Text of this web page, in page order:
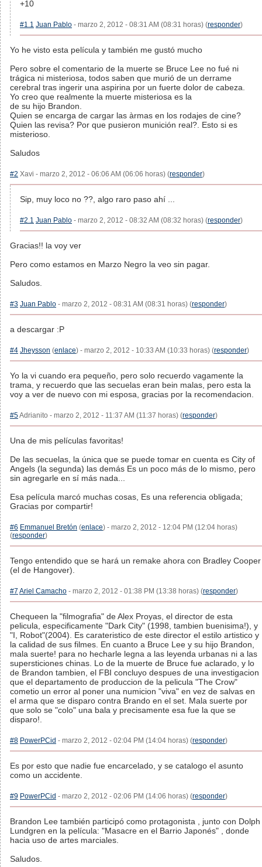
+10
#1.1 Juan Pablo - marzo 2, 2012 - 08:31 AM (08:31 horas) (responder)
Yo he visto esta película y también me gustó mucho
Pero sobre el comentario de la muerte se Bruce Lee no fué ni
trágica ni misteriosa, todos saben que murió de un derrame
cerebral tras ingerir una aspirina por un fuerte dolor de cabeza.
Yo creo que realmente la muerte misteriosa es la
de su hijo Brandon.
Quien se encarga de cargar las àrmas en los rodajes de cine?
Quien las revisa? Por que pusieron munición real?. Esto si es
misterioso.
Saludos
#2 Xavi - marzo 2, 2012 - 06:06 AM (06:06 horas) (responder)
Sip, muy loco no ??, algo raro paso ahí ...
#2.1 Juan Pablo - marzo 2, 2012 - 08:32 AM (08:32 horas) (responder)
Gracias!! la voy ver
Pero como estamos en Marzo Negro la veo sin pagar.
Saludos.
#3 Juan Pablo - marzo 2, 2012 - 08:31 AM (08:31 horas) (responder)
a descargar :P
#4 Jheysson (enlace) - marzo 2, 2012 - 10:33 AM (10:33 horas) (responder)
Yo la vi cuando era pequeño, pero solo recuerdo vagamente la
trama, y recuerdo que las secuelas eran bein malas, pero esta la
voy a ver de nuevo con mi esposa, gracias por la recomendacion.
#5Adrianito - marzo 2, 2012 - 11:37 AM (11:37 horas) (responder)
Una de mis películas favoritas!
De las secuelas, la única que se puede tomar en cuenta es City of
Angels (la segunda) las demás Es un poco más de lo mismo, pero
sin agregarle en sí más nada...
Esa película marcó muchas cosas, Es una referencia obligada;
Gracias por compartir!
#6 Emmanuel Bretón (enlace) - marzo 2, 2012 - 12:04 PM (12:04 horas)
(responder)
Tengo entendido que se hará un remake ahora con Bradley Cooper
(el de Hangover).
#7 Ariel Camacho - marzo 2, 2012 - 01:38 PM (13:38 horas) (responder)
Chequeen la "filmografia" de Alex Proyas, el director de esta
pelicula, especificamente "Dark City" (1998, tambien buenisima!), y
"I, Robot"(2004). Es carateristico de este director el estilo artistico y
la calidad de sus filmes. En cuanto a Bruce Lee y su hijo Brandon,
mala suerte! para no hecharle legna a las leyenda urbanas ni a las
supersticiones chinas. Lo de la muerte de Bruce fue aclarado, y lo
de Brandon tambien, el FBI concluyo despues de una investigacion
que el departamento de produccion de la pelicula "The Crow"
cometio un error al poner una numicion "viva" en vez de salvas en
el arma que se disparo contra Brando en el set. Mala suerte por
que solo se "colo" una bala y precisamente esa fue la que se
disparo!.
#8 PowerPCid - marzo 2, 2012 - 02:04 PM (14:04 horas) (responder)
Es por esto que nadie fue encarcelado, y se catalogo el asunto
como un accidente.
#9 PowerPCid - marzo 2, 2012 - 02:06 PM (14:06 horas) (responder)
Brandon Lee también participó como protagonista , junto con Dolph
Lundgren en la película: "Masacre en el Barrio Japonés" , donde
hacia uso de artes marciales.
Saludos.